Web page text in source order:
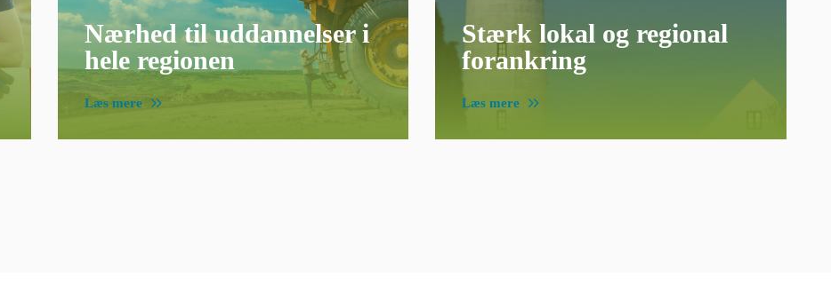
Nærhed til uddannelser i
hele regionen
Læs mere
Stærk lokal og regional
forankring
Læs mere